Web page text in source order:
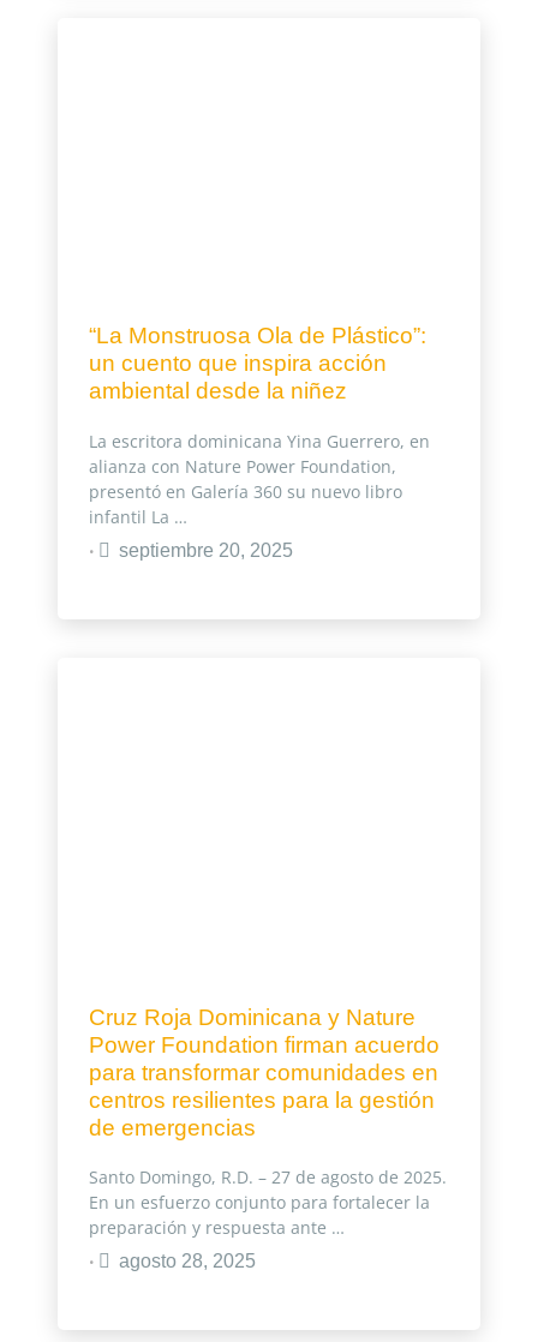
“La Monstruosa Ola de Plástico”:
un cuento que inspira acción
ambiental desde la niñez
La escritora dominicana Yina Guerrero, en
alianza con Nature Power Foundation,
presentó en Galería 360 su nuevo libro
infantil La …
• septiembre 20, 2025
Cruz Roja Dominicana y Nature
Power Foundation firman acuerdo
para transformar comunidades en
centros resilientes para la gestión
de emergencias
Santo Domingo, R.D. – 27 de agosto de 2025.
En un esfuerzo conjunto para fortalecer la
preparación y respuesta ante …
• agosto 28, 2025